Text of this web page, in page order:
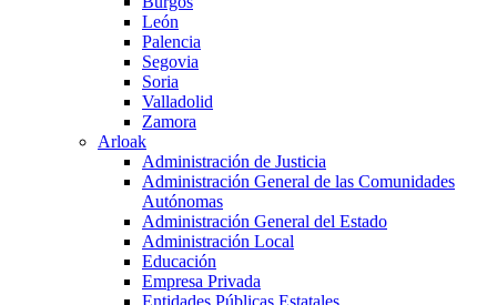
León
Palencia
Segovia
Soria
Valladolid
Zamora
Arloak
Administración de Justicia
Administración General de las Comunidades
Autónomas
Administración General del Estado
Administración Local
Educación
Empresa Privada